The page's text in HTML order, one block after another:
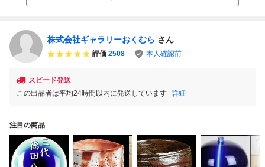
株式会社ギャラリーおくむら さん
評価 2508 本人確認前
スピード発送
この出品者は平均24時間以内に発送しています 詳細
注目の商品